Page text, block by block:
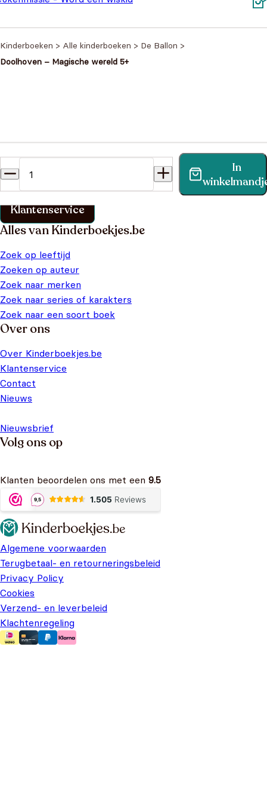
Kinderboeken > Alle kinderboeken > De Ballon >
Doolhoven – Magische wereld 5+
In
Vind binnen no-time antwoord op je vraag op onze
klantenservice pagina.
Klantenservice
Alles van Kinderboekjes.be
Zoek op leeftijd
Zoeken op auteur
Zoek naar merken
Zoek naar series of karakters
Zoek naar een soort boek
Over ons
Over Kinderboekjes.be
Klantenservice
Contact
Nieuws
Nieuwsbrief
Volg ons op
Klanten beoordelen ons met een 9.5
Algemene voorwaarden
Terugbetaal- en retourneringsbeleid
Privacy Policy
Cookies
Verzend- en leverbeleid
Klachtenregeling